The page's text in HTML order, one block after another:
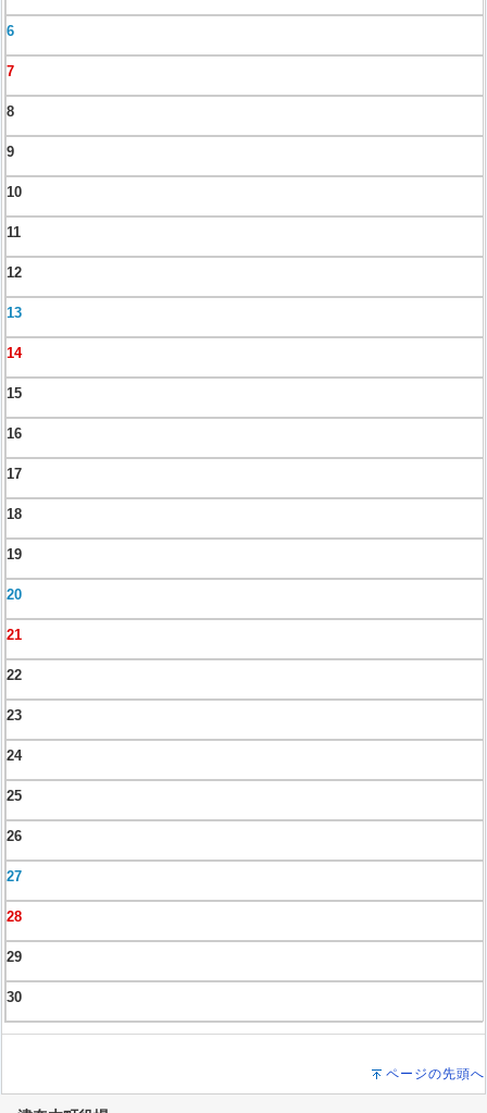
6
7
8
9
10
11
12
13
14
15
16
17
18
19
20
21
22
23
24
25
26
27
28
29
30
ページの先頭へ